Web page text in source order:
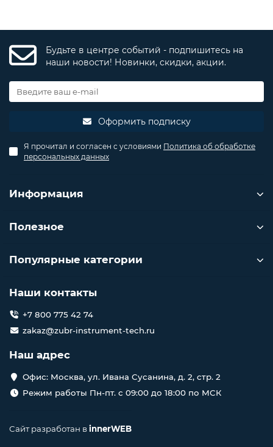
Будьте в центре событий - подпишитесь на
наши новости! Новинки, скидки, акции.
Оформить подписку
Я прочитал и согласен с условиями Политика об обработке
персональных данных
Информация
Полезное
Популярные категории
Наши контакты
+7 800 775 42 74
zakaz@zubr-instrument-tech.ru
Наш адрес
Офис: Москва, ул. Ивана Сусанина, д. 2, стр. 2
Режим работы Пн-пт. с 09:00 до 18:00 по МСК
Сайт разработан вinnerWEB